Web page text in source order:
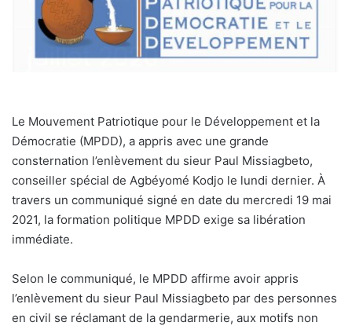
Le Mouvement Patriotique pour le Développement et la
Démocratie (MPDD), a appris avec une grande
consternation l’enlèvement du sieur Paul Missiagbeto,
conseiller spécial de Agbéyomé Kodjo le lundi dernier. À
travers un communiqué signé en date du mercredi 19 mai
2021, la formation politique MPDD exige sa libération
immédiate.
Selon le communiqué, le MPDD affirme avoir appris
l’enlèvement du sieur Paul Missiagbeto par des personnes
en civil se réclamant de la gendarmerie, aux motifs non